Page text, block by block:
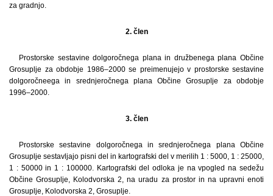
za gradnjo.
2. člen
Prostorske sestavine dolgoročnega plana in družbenega plana Občine
Grosuplje za obdobje 1986–2000 se preimenujejo v prostorske sestavine
dolgoročneega in srednjeročnega plana Občine Grosuplje za obdobje
1996–2000.
3. člen
Prostorske sestavine dolgoročnega in srednjeročnega plana Občine
Grosuplje sestavljajo pisni del in kartografski del v merilih 1 : 5000, 1 : 25000,
1 : 50000 in 1 : 100000. Kartografski del odloka je na vpogled na sedežu
Občine Grosuplje, Kolodvorska 2, na uradu za prostor in na upravni enoti
Grosuplje, Kolodvorska 2, Grosuplje.